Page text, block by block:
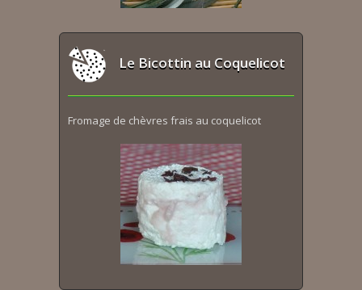
Le Bicottin au Coquelicot
Fromage de chèvres frais au coquelicot